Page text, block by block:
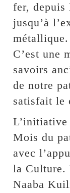
fer, depuis
jusqu’à
C’est une
savoirs
de notre
satisfait le
L’initiative
Mois du
avec
la Culture.
Naaba